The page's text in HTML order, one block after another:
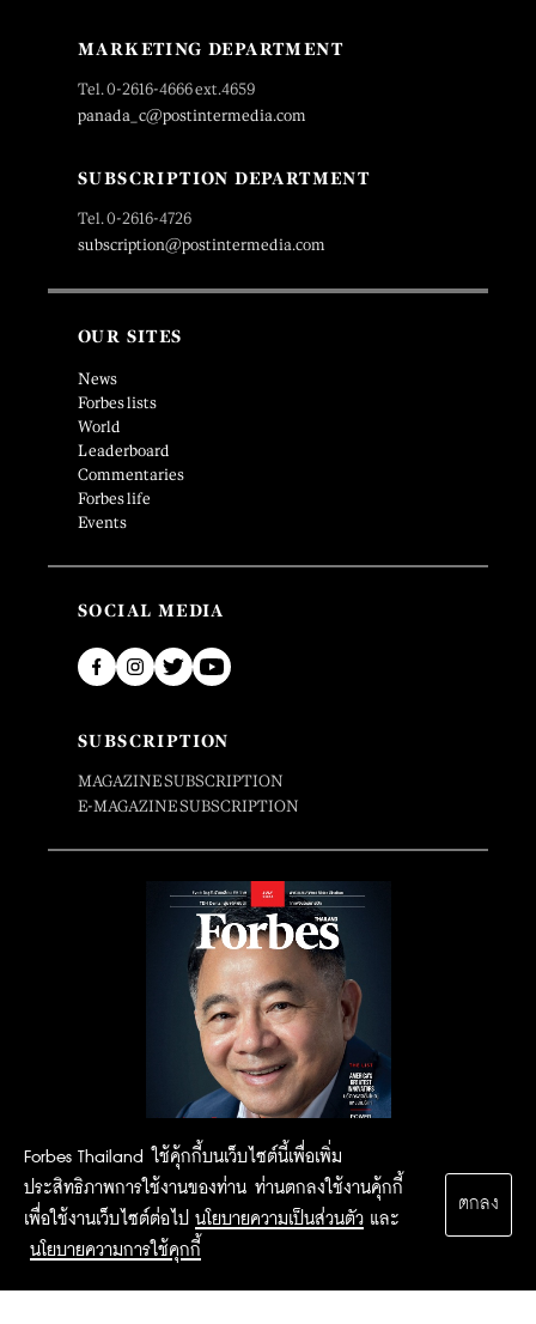
Forbes Thailand ใช้คุ้กกี้บนเว็บไซต์นี้เพื่อเพิ่ม
ประสิทธิภาพการใช้งานของท่าน ท่านตกลงใช้งานคุ้กกี้
เพื่อใช้งานเว็บไซต์ต่อไป นโยบายความเป็นส่วนตัว และ
นโยบายความการใช้คุกกี้
ตกลง
MARKETING DEPARTMENT
Tel. 0-2616-4666 ext.4659
panada_c@postintermedia.com
SUBSCRIPTION DEPARTMENT
Tel. 0-2616-4726
subscription@postintermedia.com
OUR SITES
News
Forbes lists
World
Leaderboard
Commentaries
Forbes life
Events
SOCIAL MEDIA
SUBSCRIPTION
MAGAZINE SUBSCRIPTION
E-MAGAZINE SUBSCRIPTION
2015 Forbesthailand.com ALL RIGHTS RESERVED